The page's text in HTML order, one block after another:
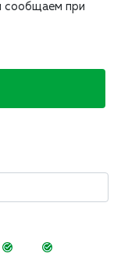
сообщаем при